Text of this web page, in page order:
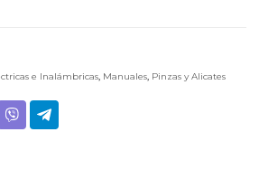
e Inalámbricas, Manuales, Pinzas y Alicates